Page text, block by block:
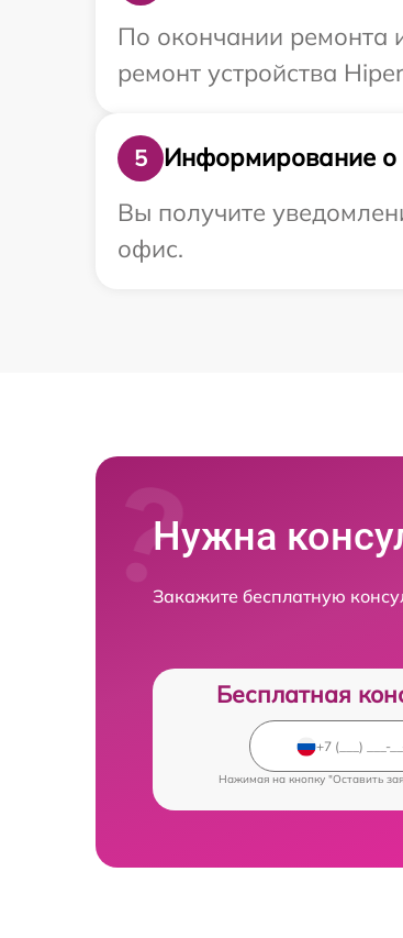
По окончании ремонта
ремонт устройства
5
Информирование о
Вы получите
офис.
Нужна
Закажите бесплатную
Бесплатная
Нажимая на кнопку "Оставить